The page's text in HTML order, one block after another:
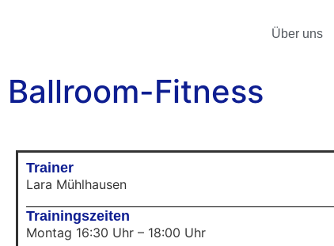
Über uns
Ballroom-Fitness
Trainer
Lara Mühlhausen
Trainingszeiten
Montag 16:30 Uhr – 18:00 Uhr